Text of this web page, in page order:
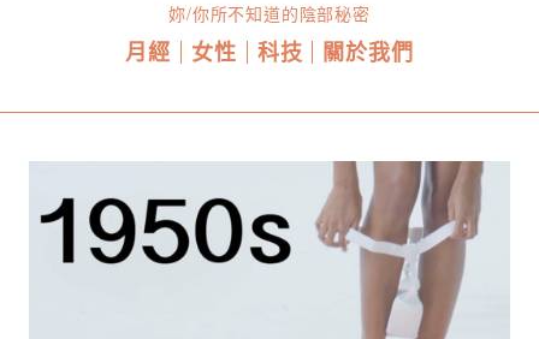
妳/你所不知道的陰部秘密
月經 女性 科技 關於我們